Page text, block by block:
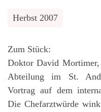
Herbst 2007
Zum Stück:
Doktor David Mortimer,
Abteilung im St.
Vortrag auf dem
Die Chefarztwürde